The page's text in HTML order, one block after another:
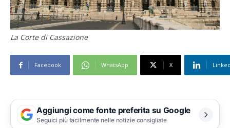
La Corte di Cassazione
Facebook WhatsApp X
Aggiungi come fonte preferita su Google
Seguici più facilmente nelle notizie consigliate